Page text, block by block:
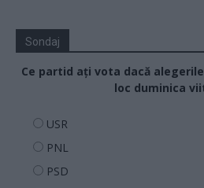
Sondaj
Ce partid ați vota dacă
loc duminica
USR
PNL
PSD